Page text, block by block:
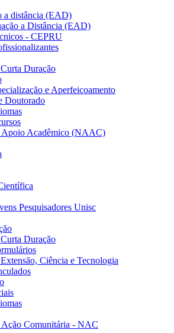
a distância (EAD)
a Distância (EAD)
- CEPRU
Duração
e Aperfeiçoamento
Doutorado
Apoio Acadêmico (NAAC)
Pesquisadores Unisc
Duração
Ciência e Tecnologia
Ação Comunitária - NAC